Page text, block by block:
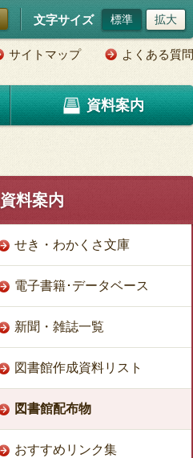
文字サイズ 標準 拡大
サイトマップ よくある質問
資料案内
資料案内
せき・わかくさ文庫
電子書籍･データベース
新聞・雑誌一覧
図書館作成資料リスト
図書館配布物
おすすめリンク集